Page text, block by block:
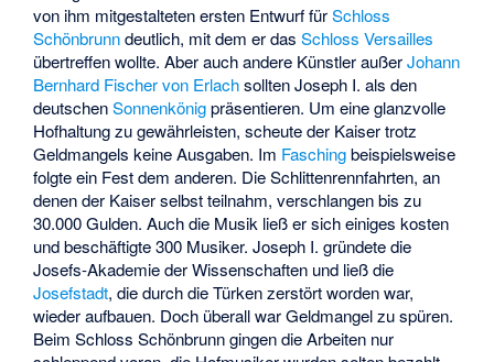
von ihm mitgestalteten ersten Entwurf fürSchloss
Schönbrunndeutlich, mit dem er dasSchloss Versailles
übertreffen wollte. Aber auch andere Künstler außerJohann
Bernhard Fischer von Erlachsollten Joseph I. als den
deutschenSonnenkönigpräsentieren. Um eine glanzvolle
Hofhaltung zu gewährleisten, scheute der Kaiser trotz
Geldmangels keine Ausgaben. Im Faschingbeispielsweise
folgte ein Fest dem anderen. Die Schlittenrennfahrten, an
denen der Kaiser selbst teilnahm, verschlangen bis zu
30.000 Gulden. Auch die Musik ließ er sich einiges kosten
und beschäftigte 300 Musiker. Joseph I. gründete die
Josefs-Akademie der Wissenschaften und ließ die
Josefstadt, die durch die Türken zerstört worden war,
wieder aufbauen. Doch überall war Geldmangel zu spüren.
Beim Schloss Schönbrunn gingen die Arbeiten nur